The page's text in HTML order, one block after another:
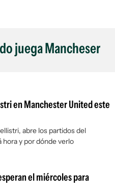
juega Mancheser
en Manchester United este
abre los partidos del
hora y por dónde verlo
el miércoles para